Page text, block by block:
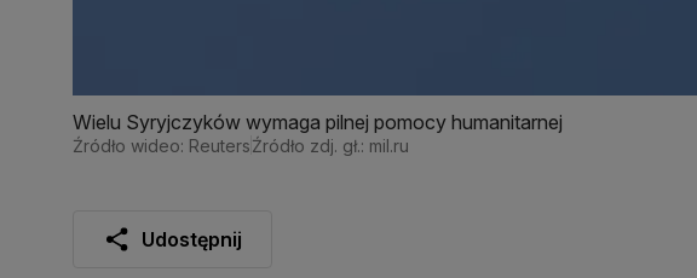
Wielu Syryjczyków wymaga pilnej pomocy humanitarnej
Źródło wideo: ReutersŹródło zdj. gł.: mil.ru
Udostępnij